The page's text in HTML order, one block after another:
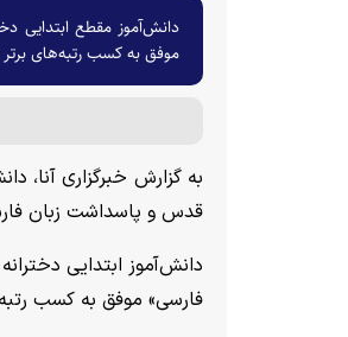
دانش‌آموز مقطع ابتدایی
موفق به کسب رتبه‌های
به گزارش خبرگزاری آنا،
قدس و پاسداشت زبان
دانش‌آموز ابتدایی
فارسی» موفق به کسب